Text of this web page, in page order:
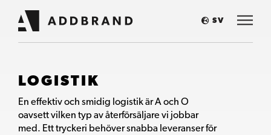
SV
LOGISTIK
En effektiv och smidig logistik är A och O
oavsett vilken typ av återförsäljare vi jobbar
med. Ett tryckeri behöver snabba leveranser för